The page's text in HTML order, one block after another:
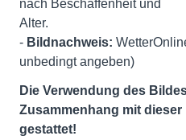
nach Beschaffenheit und
Alter.
- Bildnachweis:
unbedingt angeben)
Die Verwendung des
Zusammenhang mit
gestattet!